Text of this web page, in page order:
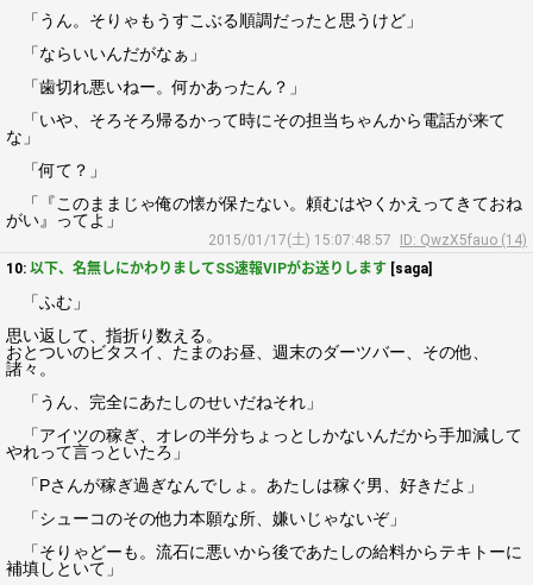
「うん。そりゃもうすこぶる順調だったと思うけど」
「ならいいんだがなぁ」
「歯切れ悪いねー。何かあったん？」
「いや、そろそろ帰るかって時にその担当ちゃんから電話が来て
な」
「何て？」
「『このままじゃ俺の懐が保たない。頼むはやくかえってきておね
がい』ってよ」
2015/01/17(土) 15:07:48.57
ID: QwzX5fauo (14)
10: 以下、名無しにかわりましてSS速報VIPがお送りします [saga]
「ふむ」
思い返して、指折り数える。
おとついのビタスイ、たまのお昼、週末のダーツバー、その他、
諸々。
「うん、完全にあたしのせいだねそれ」
「アイツの稼ぎ、オレの半分ちょっとしかないんだから手加減して
やれって言っといたろ」
「Pさんが稼ぎ過ぎなんでしょ。あたしは稼ぐ男、好きだよ」
「シューコのその他力本願な所、嫌いじゃないぞ」
「そりゃどーも。流石に悪いから後であたしの給料からテキトーに
補填しといて」